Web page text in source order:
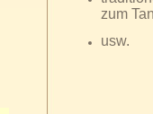
zum
usw.